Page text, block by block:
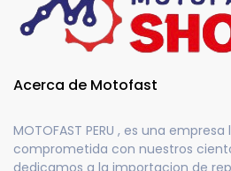
Acerca de Motofast
MOTOFAST PERU , es una
comprometida con nuestros
dedicamos a la importacion de